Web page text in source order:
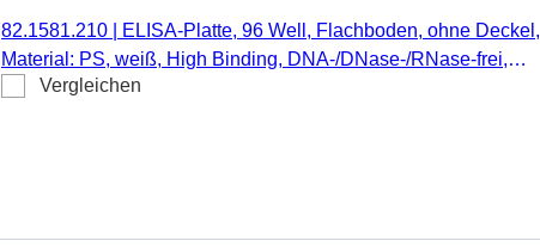
82.1581.210
ELISA-Platte, 96 Well, Flachboden, ohne Deckel,
Material: PS, weiß, High Binding, DNA-/DNase-/RNase-frei,
pyrogenfrei/endotoxinfrei, nicht zytotoxisch, 25 Stück/Beutel
Vergleichen